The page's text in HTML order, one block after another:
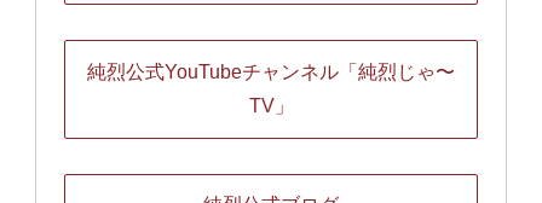
純烈公式YouTubeチャンネル「純烈じゃ〜
TV」